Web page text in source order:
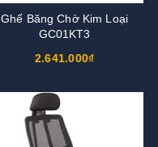
Ghế Băng Chờ Kim Loại
GC01KT3
2.641.000₫